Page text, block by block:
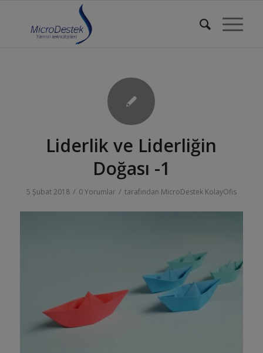
Liderlik ve Liderliğin
Doğası -1
5 Şubat 2018 / 0 Yorumlar / tarafından MicroDestek KolayOfis